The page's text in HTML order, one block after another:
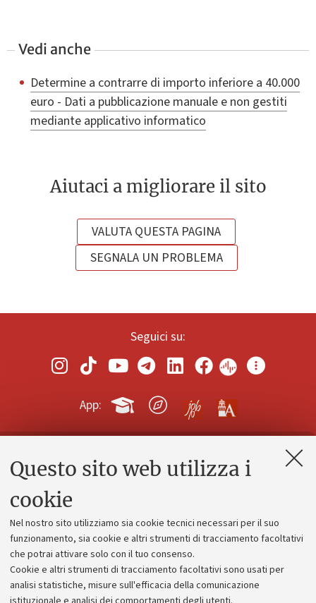
Questo sito web utilizza i
cookie
Nel nostro sito utilizziamo sia cookie tecnici necessari per il suo
funzionamento, sia cookie e altri strumenti di tracciamento facoltativi
che potrai attivare solo con il tuo consenso.
Cookie e altri strumenti di tracciamento facoltativi sono usati per
analisi statistiche, misure sull'efficacia della comunicazione
Vedi anche
Determine a contrarre di importo inferiore a 40.000
euro - Dati a pubblicazione manuale e non gestiti
mediante applicativo informatico
Aiutaci a migliorare il sito
VALUTA QUESTA PAGINA
SEGNALA UN PROBLEMA
Seguici su:
App:
Contatti e PEC
Alumni community
Piano strategico
Bilanci